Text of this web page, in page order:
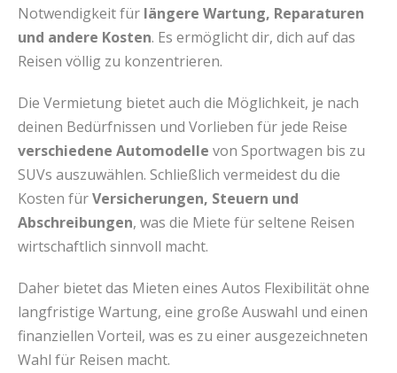
Notwendigkeit für längere Wartung, Reparaturen
und andere Kosten. Es ermöglicht dir, dich auf das
Reisen völlig zu konzentrieren.
Die Vermietung bietet auch die Möglichkeit, je nach
deinen Bedürfnissen und Vorlieben für jede Reise
verschiedene Automodelle von Sportwagen bis zu
SUVs auszuwählen. Schließlich vermeidest du die
Kosten fürVersicherungen, Steuern und
Abschreibungen, was die Miete für seltene Reisen
wirtschaftlich sinnvoll macht.
Daher bietet das Mieten eines Autos Flexibilität ohne
langfristige Wartung, eine große Auswahl und einen
finanziellen Vorteil, was es zu einer ausgezeichneten
Wahl für Reisen macht.